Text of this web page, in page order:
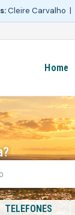
Cleire Carvalho |
Home
TELEFONES